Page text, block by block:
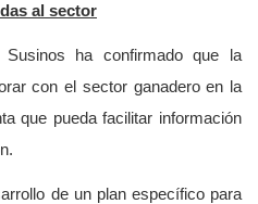
al sector
ha confirmado que la
con el sector ganadero en la
que pueda facilitar información
de un plan específico para